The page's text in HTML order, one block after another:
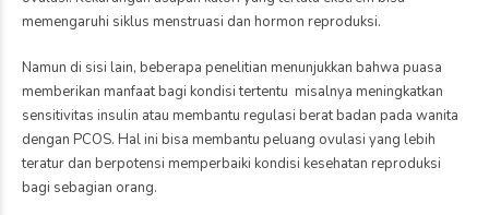
memengaruhi siklus menstruasi dan hormon reproduksi.
Namun di sisi lain, beberapa penelitian menunjukkan bahwa puasa
memberikan manfaat bagi kondisi tertentu misalnya meningkatkan
sensitivitas insulin atau membantu regulasi berat badan pada wanita
dengan PCOS. Hal ini bisa membantu peluang ovulasi yang lebih
teratur dan berpotensi memperbaiki kondisi kesehatan reproduksi
bagi sebagian orang.